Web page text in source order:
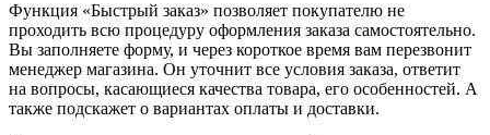
Функция «Быстрый заказ» позволяет покупателю не
проходить всю процедуру оформления заказа самостоятельно.
Вы заполняете форму, и через короткое время вам перезвонит
менеджер магазина. Он уточнит все условия заказа, ответит
на вопросы, касающиеся качества товара, его особенностей. А
также подскажет о вариантах оплаты и доставки.